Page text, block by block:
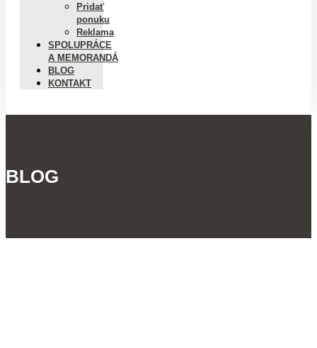
Pridať
ponuku
Reklama
SPOLUPRÁCE
A MEMORANDÁ
BLOG
KONTAKT
BLOG